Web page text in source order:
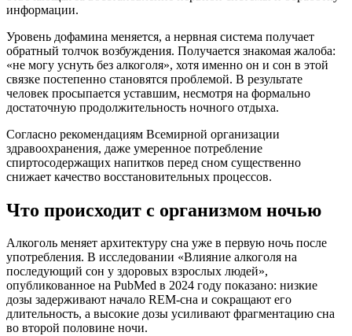
информации.
Уровень дофамина меняется, а нервная система получает
обратный толчок возбуждения. Получается знакомая жалоба:
«не могу уснуть без алкоголя», хотя именно он и сон в этой
связке постепенно становятся проблемой. В результате
человек просыпается уставшим, несмотря на формально
достаточную продолжительность ночного отдыха.
Согласно рекомендациям Всемирной организации
здравоохранения, даже умеренное потребление
спиртосодержащих напитков перед сном существенно
снижает качество восстановительных процессов.
Что происходит с организмом ночью
Алкоголь меняет архитектуру сна уже в первую ночь после
употребления. В исследовании «Влияние алкоголя на
последующий сон у здоровых взрослых людей»,
опубликованное на PubMed в 2024 году показано: низкие
дозы задерживают начало REM-сна и сокращают его
длительность, а высокие дозы усиливают фрагментацию сна
во второй половине ночи.